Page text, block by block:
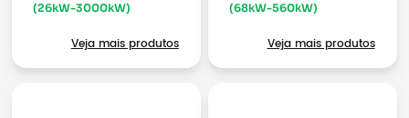
(26kW-3000kW)
Veja mais produtos
(68kW-560kW)
Veja mais produtos